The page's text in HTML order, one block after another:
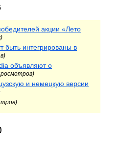
акции «Лето
быть интегрированы в
объявляют о
и немецкую версии